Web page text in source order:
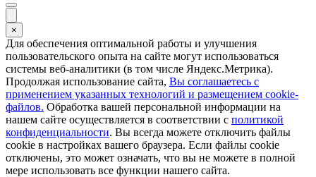
×
Для обеспечения оптимальной работы и улучшения
пользовательского опыта на сайте могут использоваться
системы веб-аналитики (в том числе Яндекс.Метрика).
Продолжая использование сайта, Вы соглашаетесь с
применением указанных технологий и размещением cookie-
файлов. Обработка вашей персональной информации на
нашем сайте осуществляется в соответствии с политикой
конфиденциальности. Вы всегда можете отключить файлы
cookie в настройках вашего браузера. Если файлы cookie
отключены, это может означать, что вы не можете в полной
мере использовать все функции нашего сайта.